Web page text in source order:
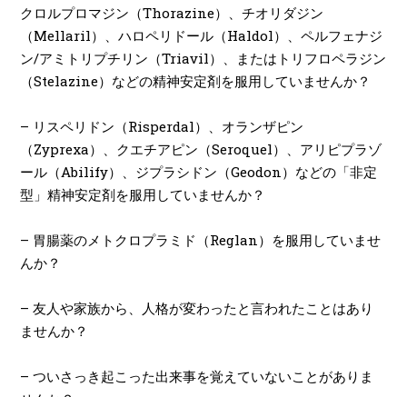
クロルプロマジン（Thorazine）、チオリダジン
（Mellaril）、ハロペリドール（Haldol）、ペルフェナジ
ン/アミトリプチリン（Triavil）、またはトリフロペラジン
（Stelazine）などの精神安定剤を服用していませんか？
– リスペリドン（Risperdal）、オランザピン
（Zyprexa）、クエチアピン（Seroquel）、アリピプラゾ
ール（Abilify）、ジプラシドン（Geodon ）などの「非定
型」精神安定剤を服用していませんか？
– 胃腸薬のメトクロプラミド（Reglan ）を服用していませ
んか？
–友人や家族から、人格が変わったと言われたことはあり
ませんか？
–ついさっき起こった出来事を覚えていないことがありま